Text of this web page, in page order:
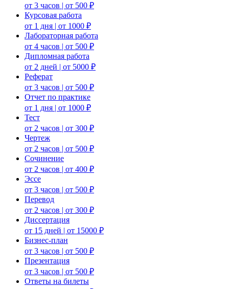
от 3 часов | от 500 ₽
Курсовая работа
от 1 дня | от 1000 ₽
Лабораторная работа
от 4 часов | от 500 ₽
Дипломная работа
от 2 дней | от 5000 ₽
Реферат
от 3 часов | от 500 ₽
Отчет по практике
от 1 дня | от 1000 ₽
Тест
от 2 часов | от 300 ₽
Чертеж
от 2 часов | от 500 ₽
Сочинение
от 2 часов | от 400 ₽
Эссе
от 3 часов | от 500 ₽
Перевод
от 2 часов | от 300 ₽
Диссертация
от 15 дней | от 15000 ₽
Бизнес-план
от 3 часов | от 500 ₽
Презентация
от 3 часов | от 500 ₽
Ответы на билеты